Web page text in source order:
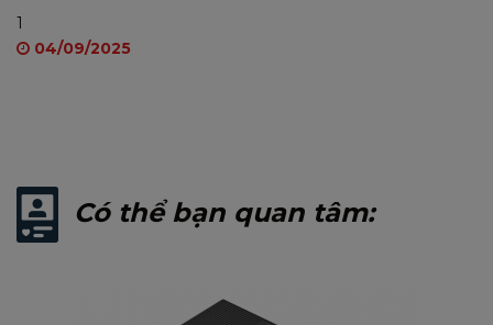
1
04/09/2025
Có thể bạn quan tâm: